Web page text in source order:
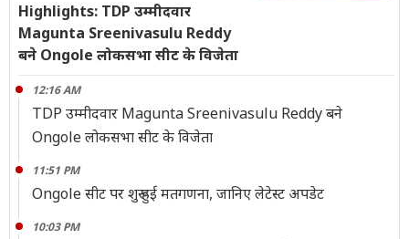
Highlights: TDP उम्मीदवार
Magunta Sreenivasulu Reddy
बने Ongole लोकसभा सीट के विजेता
12:16 AM
TDP उम्मीदवार Magunta Sreenivasulu Reddy बने
Ongole लोकसभा सीट के विजेता
11:51 PM
Ongole सीट पर शुरू हुई मतगणना, जानिए लेटेस्ट अपडेट
10:03 PM